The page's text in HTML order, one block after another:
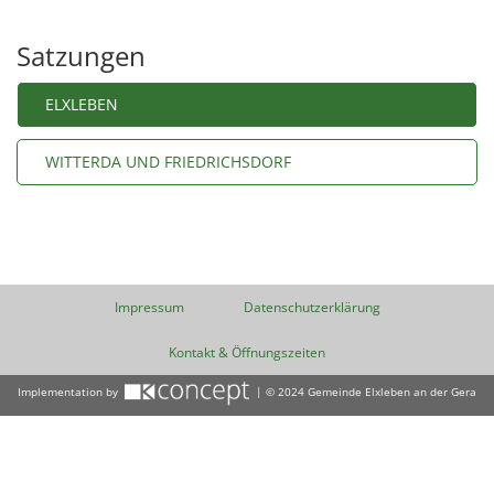
Satzungen
ELXLEBEN
WITTERDA UND FRIEDRICHSDORF
Impressum Datenschutzerklärung
Kontakt & Öffnungszeiten
Implementation by | © 2024 Gemeinde Elxleben an der Gera